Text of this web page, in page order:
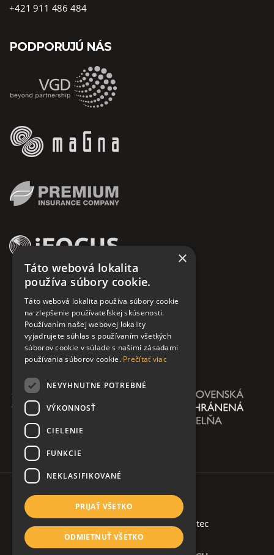
+421 911 486 484
PODPORUJÚ NÁS
Copyright 2026 @ AŠKPN| created by
soltec
Ochrana osobných údajov
×
Táto webová lokalita
používa súbory cookie.
Táto webová lokalita používa súbory cookie
na zlepšenie používateľskej skúsenosti.
Používaním našej webovej lokality
vyjadrujete súhlas s používaním všetkých
súborov cookie v súlade s našimi zásadami
používania súborov cookie. Prečítať viac
NEVYHNUTNE POTREBNÉ
VÝKONNOSŤ
CIELENIE
FUNKCIE
NEKLASIFIKOVANÉ
PRIJAŤ VŠETKO
ODMIETNUŤ VŠETKO